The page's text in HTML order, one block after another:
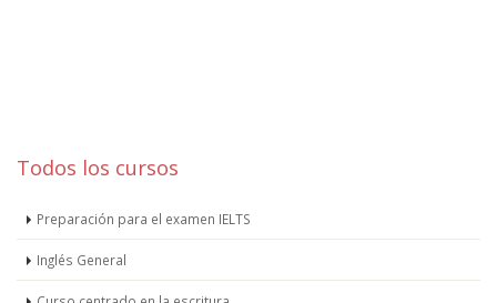
Todos los cursos
Preparación para el examen IELTS
Inglés General